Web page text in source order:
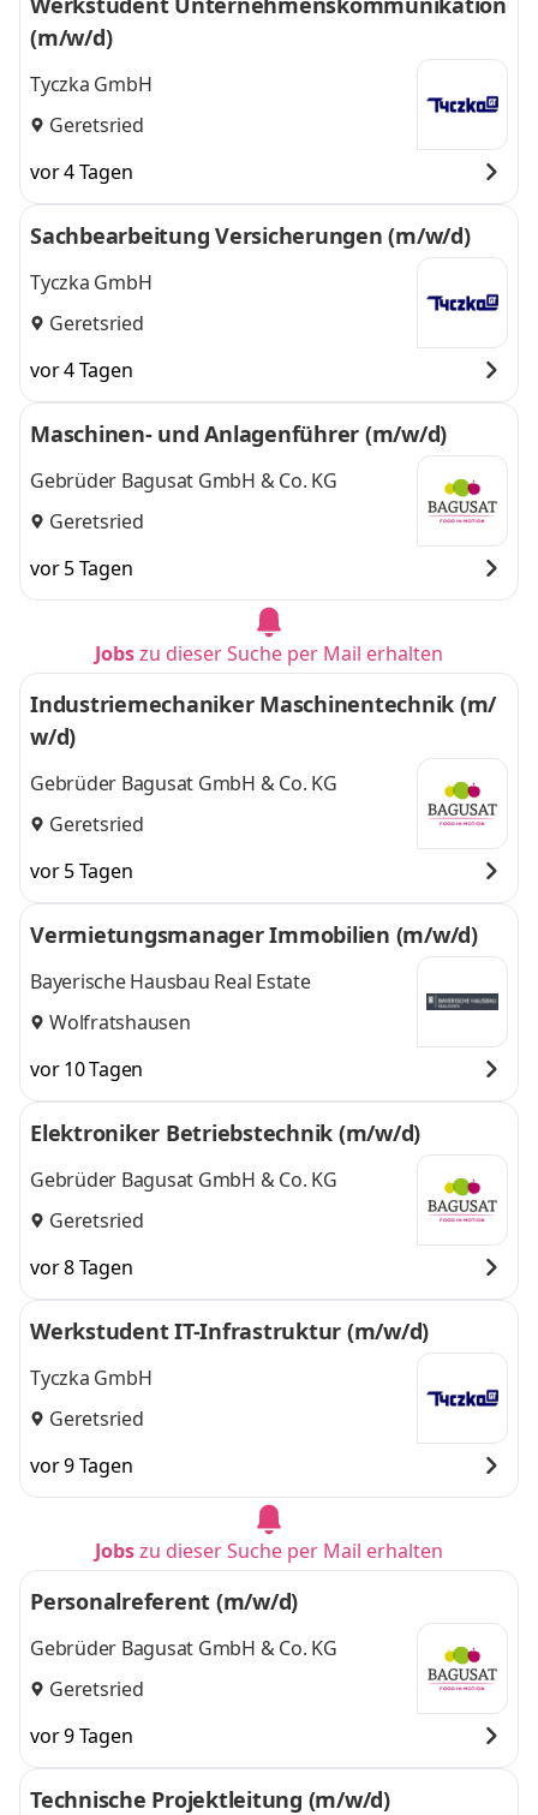
(m/w/d)
Tyczka GmbH
Geretsried
vor 4 Tagen
Sachbearbeitung Versicherungen (m/w/d)
Tyczka GmbH
Geretsried
vor 4 Tagen
Maschinen- und Anlagenführer (m/w/d)
Gebrüder Bagusat GmbH & Co. KG
Geretsried
vor 5 Tagen
Jobszu dieser Suche per Mail erhalten
Industriemechaniker Maschinentechnik (m/
w/d)
Gebrüder Bagusat GmbH & Co. KG
Geretsried
vor 5 Tagen
Vermietungsmanager Immobilien (m/w/d)
Bayerische Hausbau Real Estate
Wolfratshausen
vor 10 Tagen
Elektroniker Betriebstechnik (m/w/d)
Gebrüder Bagusat GmbH & Co. KG
Geretsried
vor 8 Tagen
Werkstudent IT-Infrastruktur (m/w/d)
Tyczka GmbH
Geretsried
vor 9 Tagen
Jobszu dieser Suche per Mail erhalten
Personalreferent (m/w/d)
Gebrüder Bagusat GmbH & Co. KG
Geretsried
vor 9 Tagen
Technische Projektleitung (m/w/d)